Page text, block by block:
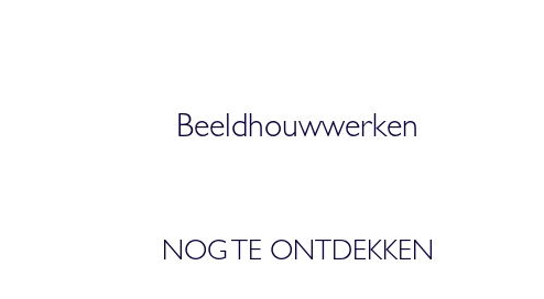
Beeldhouwwerken
NOG TE ONTDEKKEN